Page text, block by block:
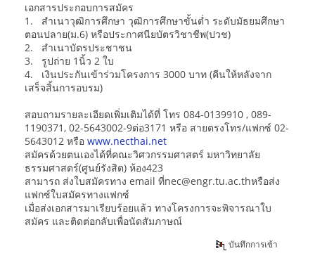
เอกสารประกอบการสมัคร
1. สำเนาวุฒิการศึกษา วุฒิการศึกษาขั้นต่ำ ระดับมัธยมศึกษา
ตอนปลาย(ม.6) หรือประกาศนียบัตรวิชาชีพ(ปวช)
2. สำเนาบัตรประชาชน
3. รูปถ่าย 1นิ้ว 2 ใบ
4. เงินประกันเข้าร่วมโครงการ 3000 บาท (คีนให้หลังจาก
เสร็จสิ้นการอบรม)
สอบถามรายละเอียดเพิ่มเติมได้ที่ โทร 084-0139910 , 089-
1190371, 02-5643002-9ต่อ3171 หรือ สายตรงโทร/แฟกซ์ 02-
5643012 หรือ www.necthai.net
สมัครด้วยตนเองได้ที่คณะวิศวกรรมศาสตร์ มหาวิทยาลัย
ธรรมศาสตร์(ศูนย์รังสิต) ห้อง423
สามารถ ส่งใบสมัครทาง email ที่nec@engr.tu.ac.thหรือส่ง
แฟกซ์ใบสมัครทางแฟกซ์
เมื่อส่งเอกสารมาเรียบร้อยแล้ว ทางโครงการจะพิจารณาใบ
สมัคร และติดต่อกลับเพื่อนัดสัมภาษณ์
บันทึกการเข้า